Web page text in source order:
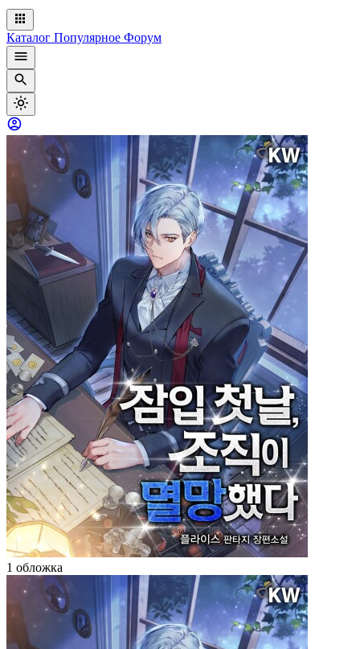
Каталог Популярное Форум
1 обложка